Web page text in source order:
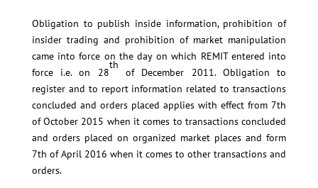
Obligation to publish inside information, prohibition of
insider trading and prohibition of market manipulation
came into force on the day on which REMIT entered into
force i.e. on 28
th
of December 2011. Obligation to
register and to report information related to transactions
concluded and orders placed applies with effect from 7th
of October 2015 when it comes to transactions concluded
and orders placed on organized market places and form
7th of April 2016 when it comes to other transactions and
orders.